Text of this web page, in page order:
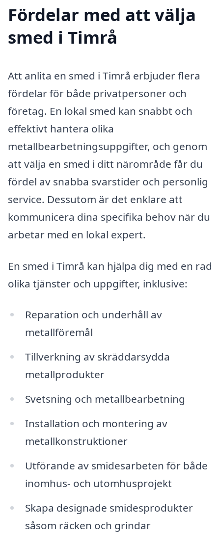
Fördelar med att välja
smed i Timrå
Att anlita en smed i Timrå erbjuder flera
fördelar för både privatpersoner och
företag. En lokal smed kan snabbt och
effektivt hantera olika
metallbearbetningsuppgifter, och genom
att välja en smed i ditt närområde får du
fördel av snabba svarstider och personlig
service. Dessutom är det enklare att
kommunicera dina specifika behov när du
arbetar med en lokal expert.
En smed i Timrå kan hjälpa dig med en rad
olika tjänster och uppgifter, inklusive:
Reparation och underhåll av
metallföremål
Tillverkning av skräddarsydda
metallprodukter
Svetsning och metallbearbetning
Installation och montering av
metallkonstruktioner
Utförande av smidesarbeten för både
inomhus- och utomhusprojekt
Skapa designade smidesprodukter
såsom räcken och grindar